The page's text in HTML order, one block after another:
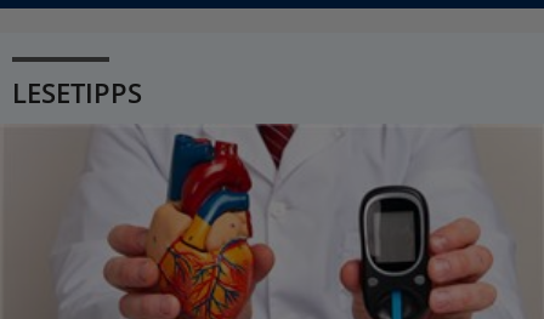
LESETIPPS